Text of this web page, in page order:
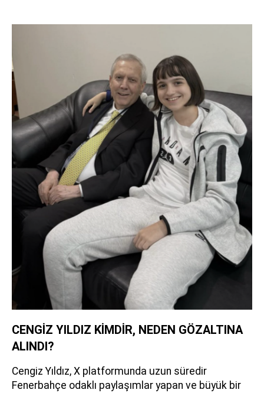
CENGİZ YILDIZ KİMDİR, NEDEN GÖZALTINA
ALINDI?
Cengiz Yıldız, X platformunda uzun süredir
Fenerbahçe odaklı paylaşımlar yapan ve büyük bir